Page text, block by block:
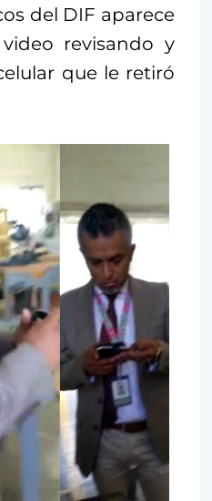
del DIF aparece
revisando y
que le retiró